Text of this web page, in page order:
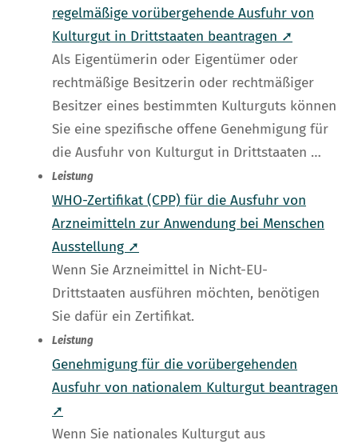
regelmäßige vorübergehende Ausfuhr von
Kulturgut in Drittstaaten beantragen ➚
Als Eigentümerin oder Eigentümer oder
rechtmäßige Besitzerin oder rechtmäßiger
Besitzer eines bestimmten Kulturguts können
Sie eine spezifische offene Genehmigung für
die Ausfuhr von Kulturgut in Drittstaaten …
Leistung
WHO-Zertifikat (CPP) für die Ausfuhr von
Arzneimitteln zur Anwendung bei Menschen
Ausstellung ➚
Wenn Sie Arzneimittel in Nicht-EU-
Drittstaaten ausführen möchten, benötigen
Sie dafür ein Zertifikat.
Leistung
Genehmigung für die vorübergehenden
Ausfuhr von nationalem Kulturgut beantragen
➚
Wenn Sie nationales Kulturgut aus